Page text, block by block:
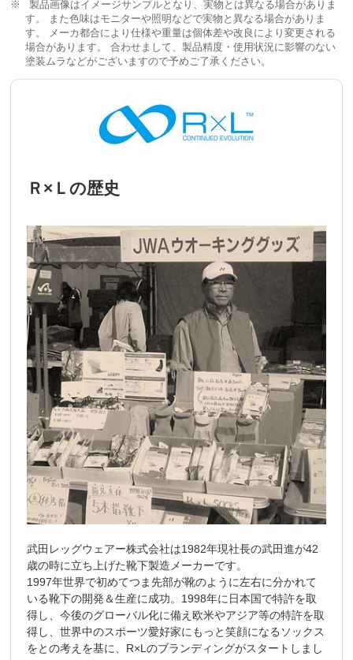
製品画像はイメージサンプルとなり、実物とは異なる場合がありま
す。 また色味はモニターや照明などで実物と異なる場合がありま
す。 メーカ都合により仕様や重量は個体差や改良により変更される
場合があります。 合わせまして、製品精度・使用状況に影響のない
塗装ムラなどがございますので予めご了承ください。
Ｒ×Ｌの歴史
武田レッグウェアー株式会社は1982年現社長の武田進が42
歳の時に立ち上げた靴下製造メーカーです。
1997年世界で初めてつま先部が靴のように左右に分かれて
いる靴下の開発＆生産に成功。1998年に日本国で特許を取
得し、今後のグローバル化に備え欧米やアジア等の特許を取
得し、世界中のスポーツ愛好家にもっと笑顔になるソックス
をとの考えを基に、R×Lのブランディングがスタートしまし